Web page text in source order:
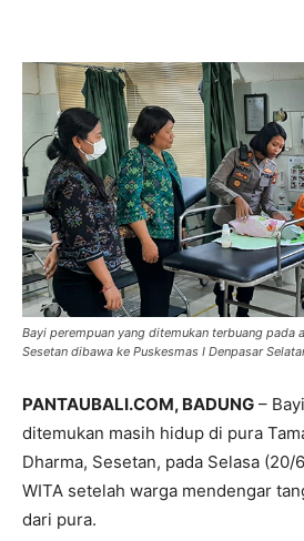
Bayi perempuan yang ditemukan terbuang pada
Sesetan dibawa ke Puskesmas I Denpasar
PANTAUBALI.COM, BADUNG –
ditemukan masih hidup di pura
Dharma, Sesetan, pada Selasa
WITA setelah warga mendengar
dari pura.